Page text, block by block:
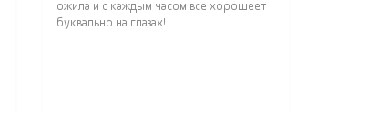
ожила и с каждым часом все хорошеет
буквально на глазах! ..